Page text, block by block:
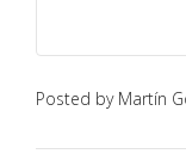
Posted by Martín